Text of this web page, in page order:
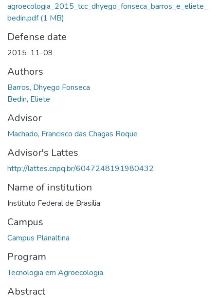
agroecologia_2015_tcc_dhyego_fonseca_barros_e_eliete_
bedin.pdf(1 MB)
Defense date
2015-11-09
Authors
Barros, Dhyego Fonseca
Bedin, Eliete
Advisor
Machado, Francisco das Chagas Roque
Advisor's Lattes
http://lattes.cnpq.br/6047248191980432
Name of institution
Instituto Federal de Brasília
Campus
Campus Planaltina
Program
Tecnologia em Agroecologia
Abstract